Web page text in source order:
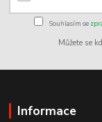
Souhlasím se
Můžete se
Informace